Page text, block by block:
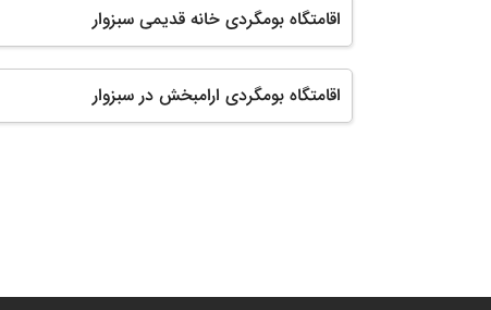
اقامتگاه بومگردی خانه قدیمی سبزوار
اقامتگاه بومگردی ارامبخش در سبزوار